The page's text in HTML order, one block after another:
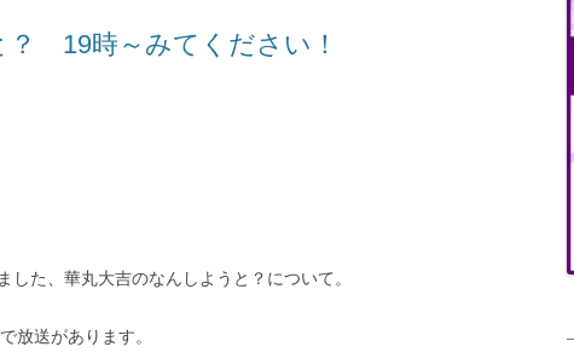
？ 19時～みてください！
た、華丸大吉のなんしようと？について。
放送があります。